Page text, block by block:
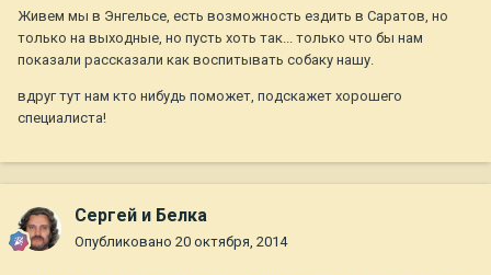
Живем мы в Энгельсе, есть возможность ездить в Саратов, но
только на выходные, но пусть хоть так... только что бы нам
показали рассказали как воспитывать собаку нашу.
вдруг тут нам кто нибудь поможет, подскажет хорошего
специалиста!
Сергей и Белка
Опубликовано 20 октября, 2014